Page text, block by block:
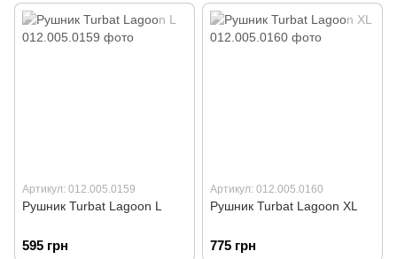
Артикул: 012.005.0159
Рушник Turbat Lagoon L
595 грн
Артикул: 012.005.0160
Рушник Turbat Lagoon XL
775 грн